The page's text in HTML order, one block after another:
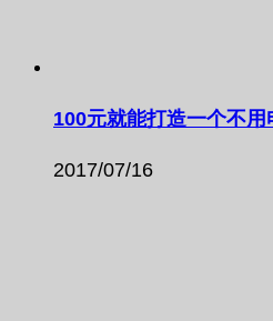
100元就能打造一个不用
2017/07/16